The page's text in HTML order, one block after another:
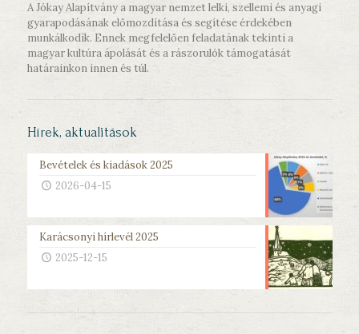
A Jókay Alapítvány a magyar nemzet lelki, szellemi és anyagi
gyarapodásának előmozdítása és segítése érdekében
munkálkodik. Ennek megfelelően feladatának tekinti a
magyar kultúra ápolását és a rászorulók támogatását
határainkon innen és túl.
Hírek, aktualitások
Bevételek és kiadások 2025
2026-04-15
Karácsonyi hírlevél 2025
2025-12-15